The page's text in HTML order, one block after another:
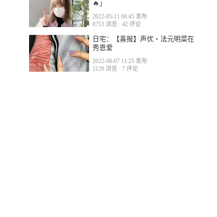
🔥」
2022-05-11 08:45 发布
8753 浏览 · 42 评论
日宅：【喜报】声优・法元明菜在
秀恩爱
2022-08-07 11:25 发布
2129 浏览 · 7 评论